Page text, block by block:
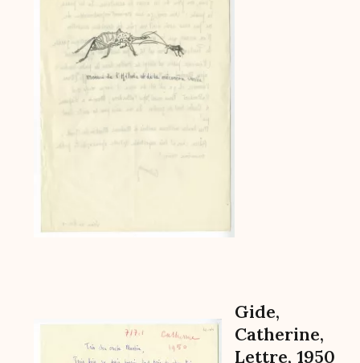
Archive
Gide,
Catherine,
Lettre, 1950